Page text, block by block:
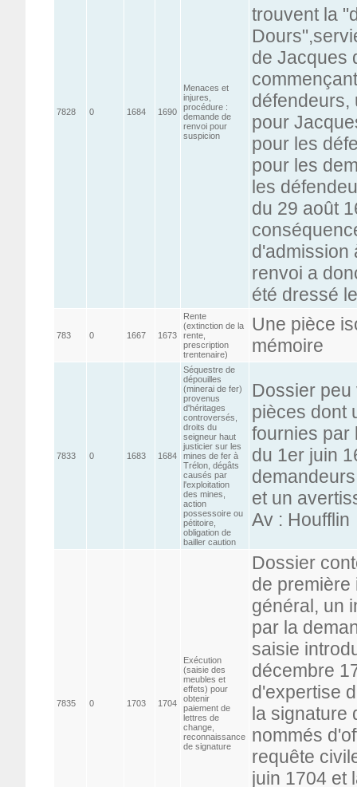
7828 0 1684 1690
Menaces et
injures,
procédure :
demande de
renvoi pour
suspicion
trouvent la
de Jacques
défendeurs,
pour
pour les
pour les
les
du 29 août
d'admission
renvoi a
été dressé
783 0 1667 1673
Rente
(extinction de la
rente,
prescription
trentenaire)
Une pièce
mémoire
7833 0 1683 1684
Séquestre de
dépouilles
(minerai de fer)
provenus
d'héritages
controversés,
droits du
seigneur haut
justicier sur les
mines de fer à
Trélon, dégâts
causés par
l'exploitation
des mines,
action
possessoire ou
pétitoire,
obligation de
bailler caution
Dossier
pièces dont
fournies par
du 1er juin
et un
Av : Houfflin
7835 0 1703 1704
Exécution
(saisie des
meubles et
effets) pour
obtenir
paiement de
lettres de
change,
reconnaissance
de signature
Dossier
de première
général, un
par la
saisie
décembre
d'expertise
la signature
nommés
requête
juin 1704 et